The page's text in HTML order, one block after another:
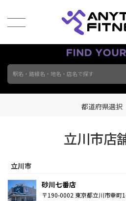
駅名・路線名・地名・店名で探す
都道府県選択
立川市店
立川市
砂川七番店
〒190-0002 東京都立川市幸町